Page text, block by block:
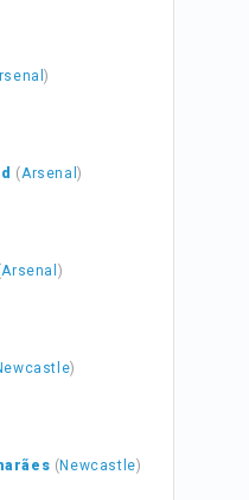
)
(Arsenal)
Arsenal )
)
( Newcastle)